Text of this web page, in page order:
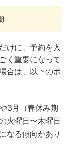
けに、予約を入
く重要になって
合は、以下のポ
3月（春休み期
火曜日〜木曜日
なる傾向があり